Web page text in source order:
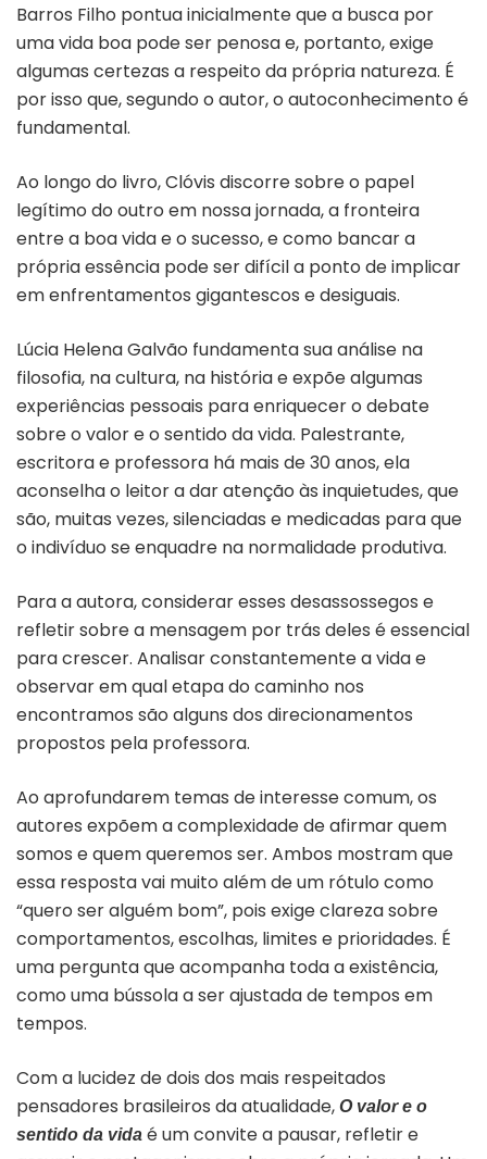
Barros Filho pontua inicialmente que a busca por
uma vida boa pode ser penosa e, portanto, exige
algumas certezas a respeito da própria natureza. É
por isso que, segundo o autor, o autoconhecimento é
fundamental.
Ao longo do livro, Clóvis discorre sobre o papel
legítimo do outro em nossa jornada, a fronteira
entre a boa vida e o sucesso, e como bancar a
própria essência pode ser difícil a ponto de implicar
em enfrentamentos gigantescos e desiguais.
Lúcia Helena Galvão fundamenta sua análise na
filosofia, na cultura, na história e expõe algumas
experiências pessoais para enriquecer o debate
sobre o valor e o sentido da vida. Palestrante,
escritora e professora há mais de 30 anos, ela
aconselha o leitor a dar atenção às inquietudes, que
são, muitas vezes, silenciadas e medicadas para que
o indivíduo se enquadre na normalidade produtiva.
Para a autora, considerar esses desassossegos e
refletir sobre a mensagem por trás deles é essencial
para crescer. Analisar constantemente a vida e
observar em qual etapa do caminho nos
encontramos são alguns dos direcionamentos
propostos pela professora.
Ao aprofundarem temas de interesse comum, os
autores expõem a complexidade de afirmar quem
somos e quem queremos ser. Ambos mostram que
essa resposta vai muito além de um rótulo como
“quero ser alguém bom”, pois exige clareza sobre
comportamentos, escolhas, limites e prioridades. É
uma pergunta que acompanha toda a existência,
como uma bússola a ser ajustada de tempos em
tempos.
Com a lucidez de dois dos mais respeitados
pensadores brasileiros da atualidade, O valor e o
sentido da vida é um convite a pausar, refletir e